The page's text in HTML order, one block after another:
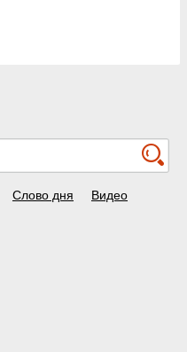
Слово дня Видео